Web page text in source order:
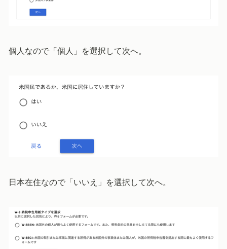
個人なので「個人」を選択して次へ。
日本在住なので「いいえ」を選択して次へ。